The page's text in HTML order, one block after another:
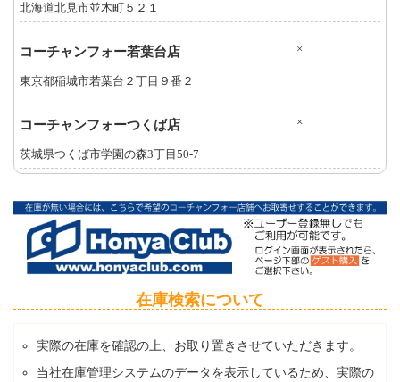
北海道北見市並木町５２１
コーチャンフォー若葉台店 ×
東京都稲城市若葉台２丁目９番２
コーチャンフォーつくば店 ×
茨城県つくば市学園の森3丁目50-7
在庫検索について
実際の在庫を確認の上、お取り置きさせていただきます。
当社在庫管理システムのデータを表示しているため、実際の